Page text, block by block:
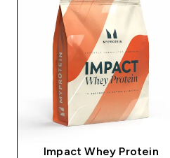
Impact Whey Protein